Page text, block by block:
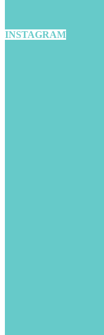
INSTAGRAM